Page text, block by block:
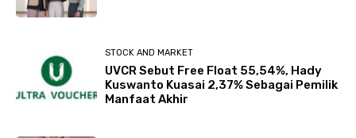
STOCK AND MARKET
UVCR Sebut Free Float 55,54%, Hady
Kuswanto Kuasai 2,37% Sebagai Pemilik
Manfaat Akhir